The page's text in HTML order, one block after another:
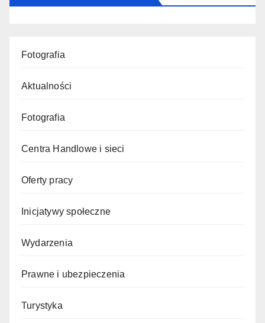
Fotografia
Aktualności
Fotografia
Centra Handlowe i sieci
Oferty pracy
Inicjatywy społeczne
Wydarzenia
Prawne i ubezpieczenia
Turystyka